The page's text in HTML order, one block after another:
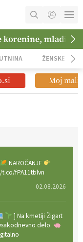
korenine, mladi
ŽENSKE
Moj mali
NAROČANJE
fPA11tblvn
02.08.2026
] Na kmetiji Žigart
delo.